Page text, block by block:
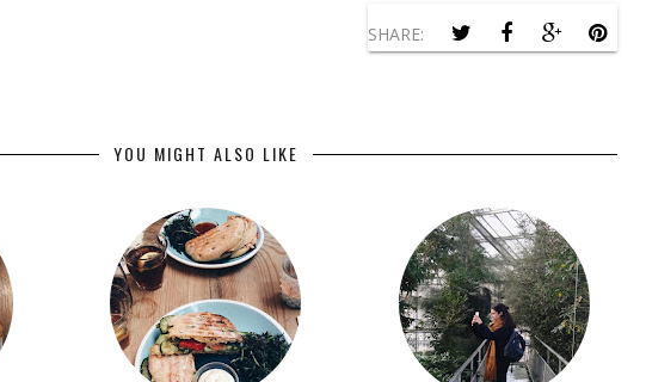
SHARE:
YOU MIGHT ALSO LIKE